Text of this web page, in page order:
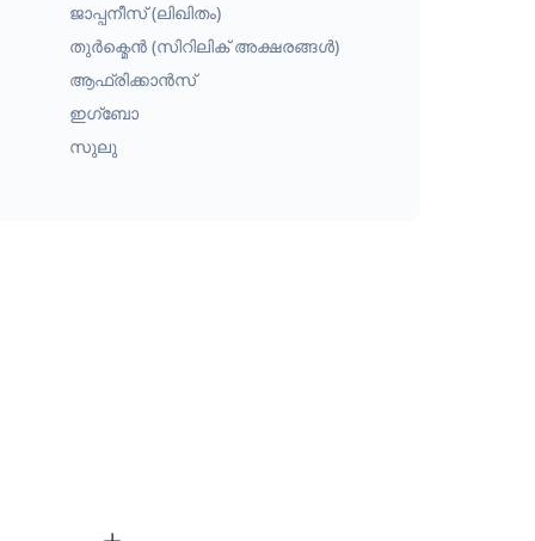
ജാപ്പനീസ് (ലിഖിതം)
തുർക്മെൻ (സിറിലിക് അക്ഷരങ്ങൾ)
ആഫ്രിക്കാൻസ്
ഇഗ്ബോ
സുലു